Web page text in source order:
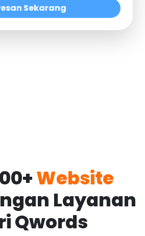
Sekarang
Website
Layanan
Qwords